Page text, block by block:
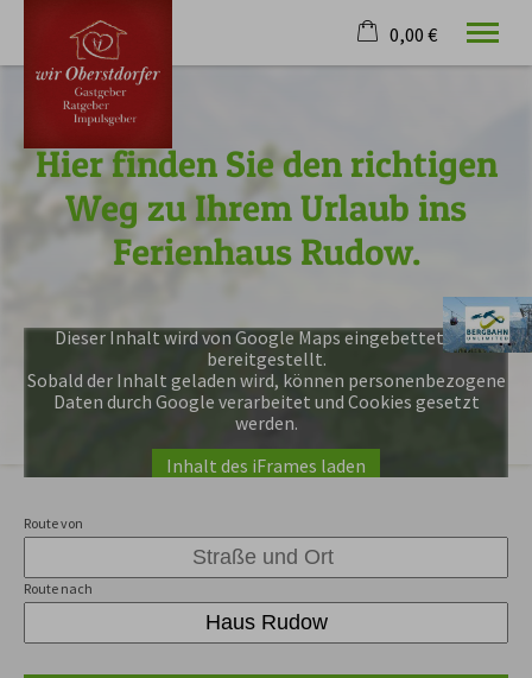
Willkommen
Unser Haus
Anfrage
Anfahrt
0,00 €
Hier finden Sie den richtigen
Weg zu Ihrem Urlaub ins
Ferienhaus Rudow.
Dieser Inhalt wird von Google Maps eingebettet und
bereitgestellt.
Sobald der Inhalt geladen wird, können personenbezogene
Daten durch Google verarbeitet und Cookies gesetzt
werden.
Inhalt des iFrames laden
Route von
Route nach